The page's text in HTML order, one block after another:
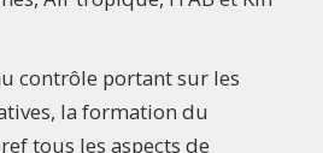
contrôle portant sur les
la formation du
tous les aspects de